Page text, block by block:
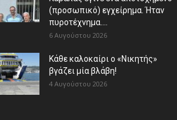
(προσωπικό) εγχείρημα. Ήταν
πυροτέχνημα....
6 Αυγούστου 2026
Κάθε καλοκαίρι ο «Νικητής»
βγάζει μία βλάβη!
4 Αυγούστου 2026